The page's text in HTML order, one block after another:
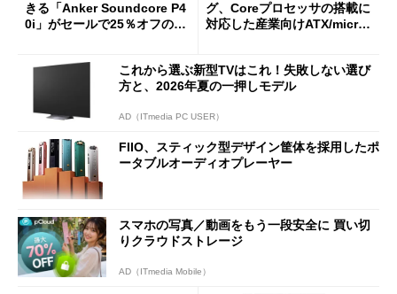
きる「Anker Soundcore P4
0i」がセールで25％オフの59
グ、Coreプロセッサの搭載に
対応した産業向けATX/micro
これから選ぶ新型TVはこれ！失敗しない選び
方と、2026年夏の一押しモデル
AD（ITmedia PC USER）
FIIO、スティック型デザイン筐体を採用したポ
ータブルオーディオプレーヤー
スマホの写真／動画をもう一段安全に 買い切
りクラウドストレージ
AD（ITmedia Mobile）